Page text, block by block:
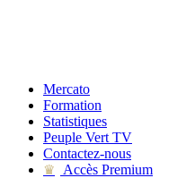
Mercato
Formation
Statistiques
Peuple Vert TV
Contactez-nous
♛
Accès Premium